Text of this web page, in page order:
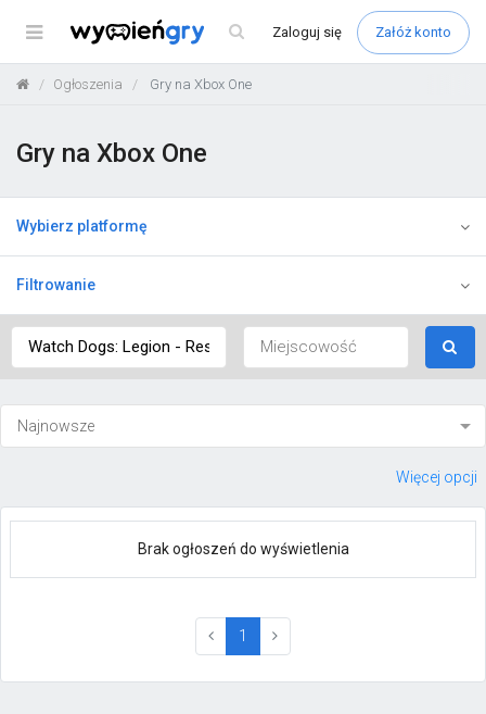
Menu Zaloguj się Załóż konto
Ogłoszenia Gry na Xbox One
Gry na Xbox One
Wybierz platformę
Filtrowanie
Więcej opcji
Brak ogłoszeń do wyświetlenia
1 (current)